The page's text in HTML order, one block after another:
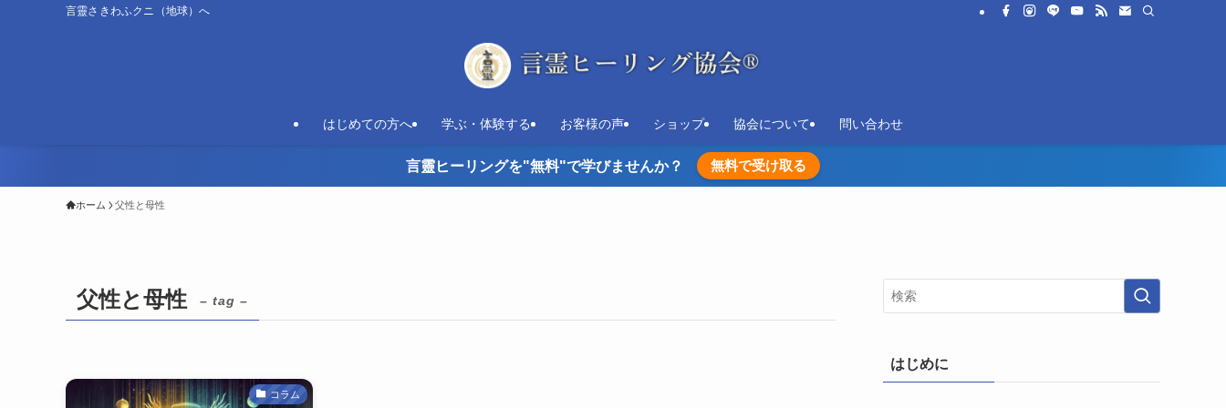
言靈さきわふクニ（地球）へ
はじめての方へ 学ぶ・体験する お客様の声 ショップ 協会について 問い合わせ
言靈ヒーリングを"無料"で学びませんか？ 無料で受け取る
ホーム 父性と母性
父性と母性 – tag –
コラム
はじめに